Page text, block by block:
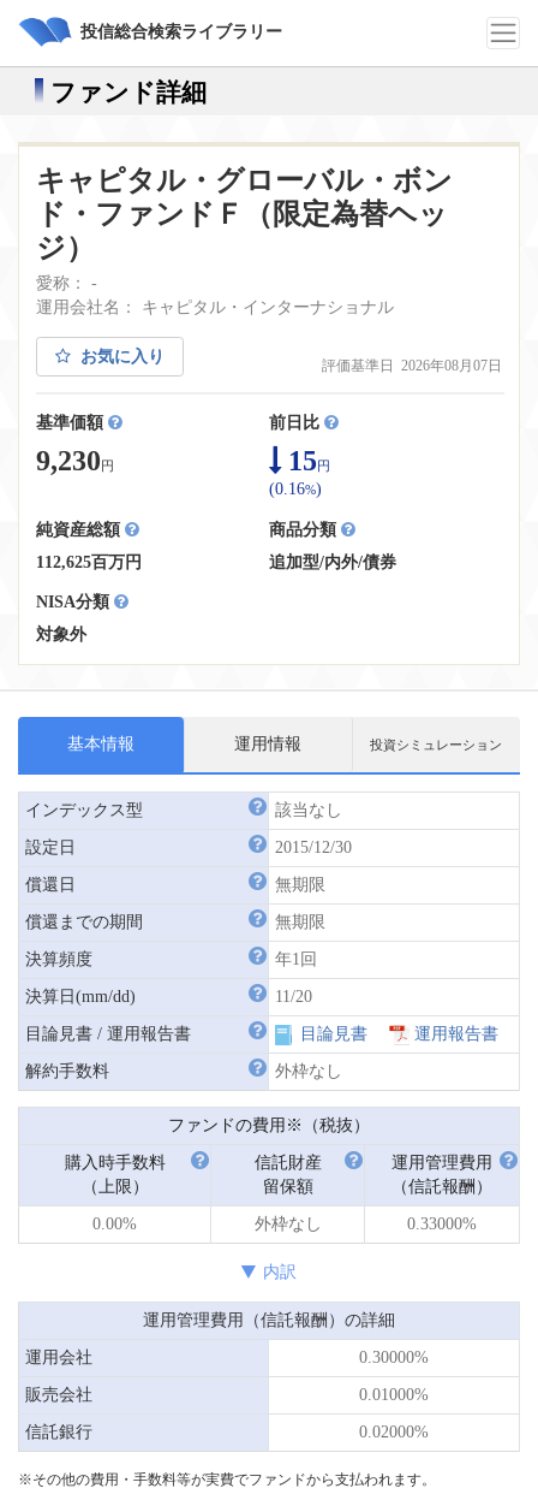
投信総合検索ライブラリー
ファンド詳細
キャピタル・グローバル・ボン
ド・ファンドＦ（限定為替ヘッ
ジ）
愛称： -
運用会社名： キャピタル・インターナショナル
お気に入り 評価基準日 2026年08月07日
基準価額
9,230円
前日比
15円
(0.16%)
純資産総額
112,625百万円
商品分類
追加型/内外/債券
NISA分類
対象外
基本情報 運用情報 投資シミュレーション
インデックス型 該当なし
設定日 2015/12/30
償還日 無期限
償還までの期間 無期限
決算頻度 年1回
決算日(mm/dd) 11/20
目論見書 / 運用報告書 目論見書 運用報告書
解約手数料 外枠なし
ファンドの費用※（税抜）
購入時手数料
（上限）
信託財産
留保額
運用管理費用
（信託報酬）
0.00% 外枠なし 0.33000%
内訳
運用管理費用（信託報酬）の詳細
運用会社 0.30000%
販売会社 0.01000%
信託銀行 0.02000%
※その他の費用・手数料等が実費でファンドから支払われます。